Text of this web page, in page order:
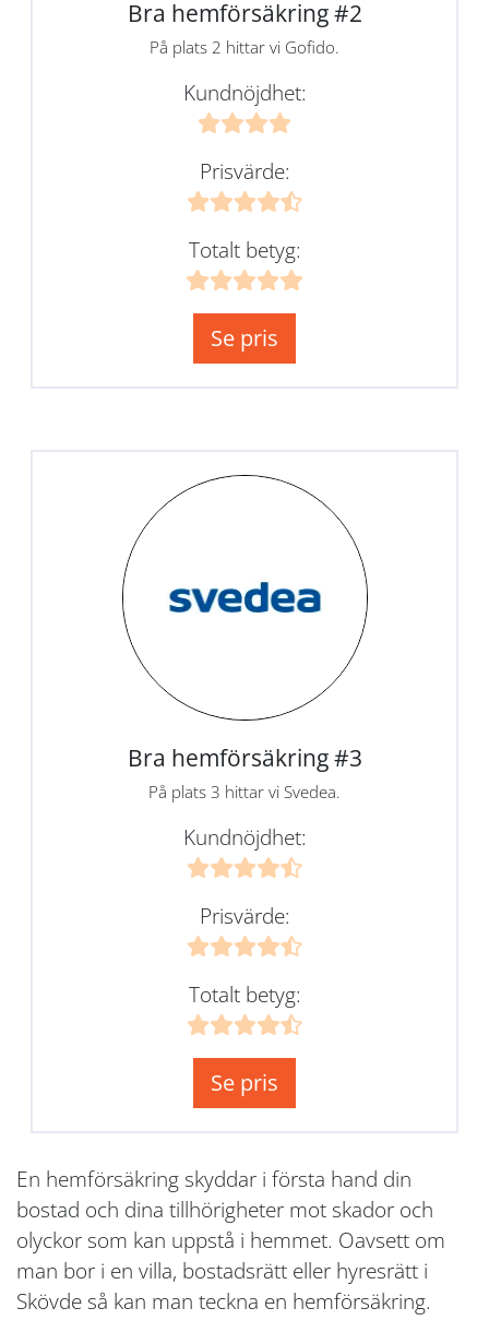
Bra hemförsäkring #2
På plats 2 hittar vi Gofido.
Kundnöjdhet:
Prisvärde:
Totalt betyg:
Se pris
Bra hemförsäkring #3
På plats 3 hittar vi Svedea.
Kundnöjdhet:
Prisvärde:
Totalt betyg:
Se pris
En hemförsäkring skyddar i första hand din
bostad och dina tillhörigheter mot skador och
olyckor som kan uppstå i hemmet. Oavsett om
man bor i en villa, bostadsrätt eller hyresrätt i
Skövde så kan man teckna en hemförsäkring.